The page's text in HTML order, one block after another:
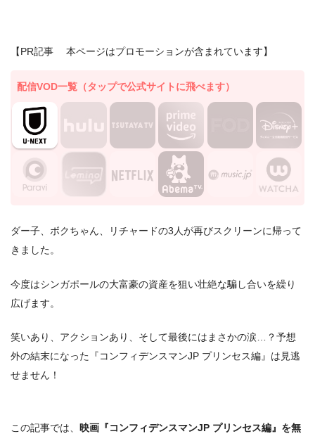
【PR記事 本ページはプロモーションが含まれています】
配信VOD一覧（タップで公式サイトに飛べます）
ダー子、ボクちゃん、リチャードの3人が再びスクリーンに帰って
きました。
今度はシンガポールの大富豪の資産を狙い壮絶な騙し合いを繰り
広げます。
笑いあり、アクションあり、そして最後にはまさかの涙…？予想
外の結末になった『コンフィデンスマンJP プリンセス編』は見逃
せません！
この記事では、 映画『コンフィデンスマンJP プリンセス編』を無